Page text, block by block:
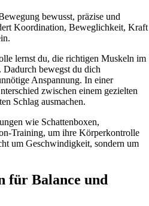
bewusst, präzise und
Koordination, Beweglichkeit, Kraft
lernst du, die richtigen Muskeln im
bewegst du dich
Anspannung. In einer
zwischen einem gezielten
Schlag ausmachen.
wie Schattenboxen,
Training, um ihre Körperkontrolle
um Geschwindigkeit, sondern um
für Balance und